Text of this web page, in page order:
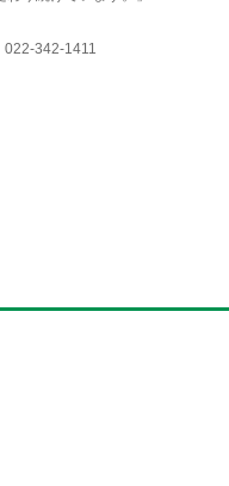
022-342-1411